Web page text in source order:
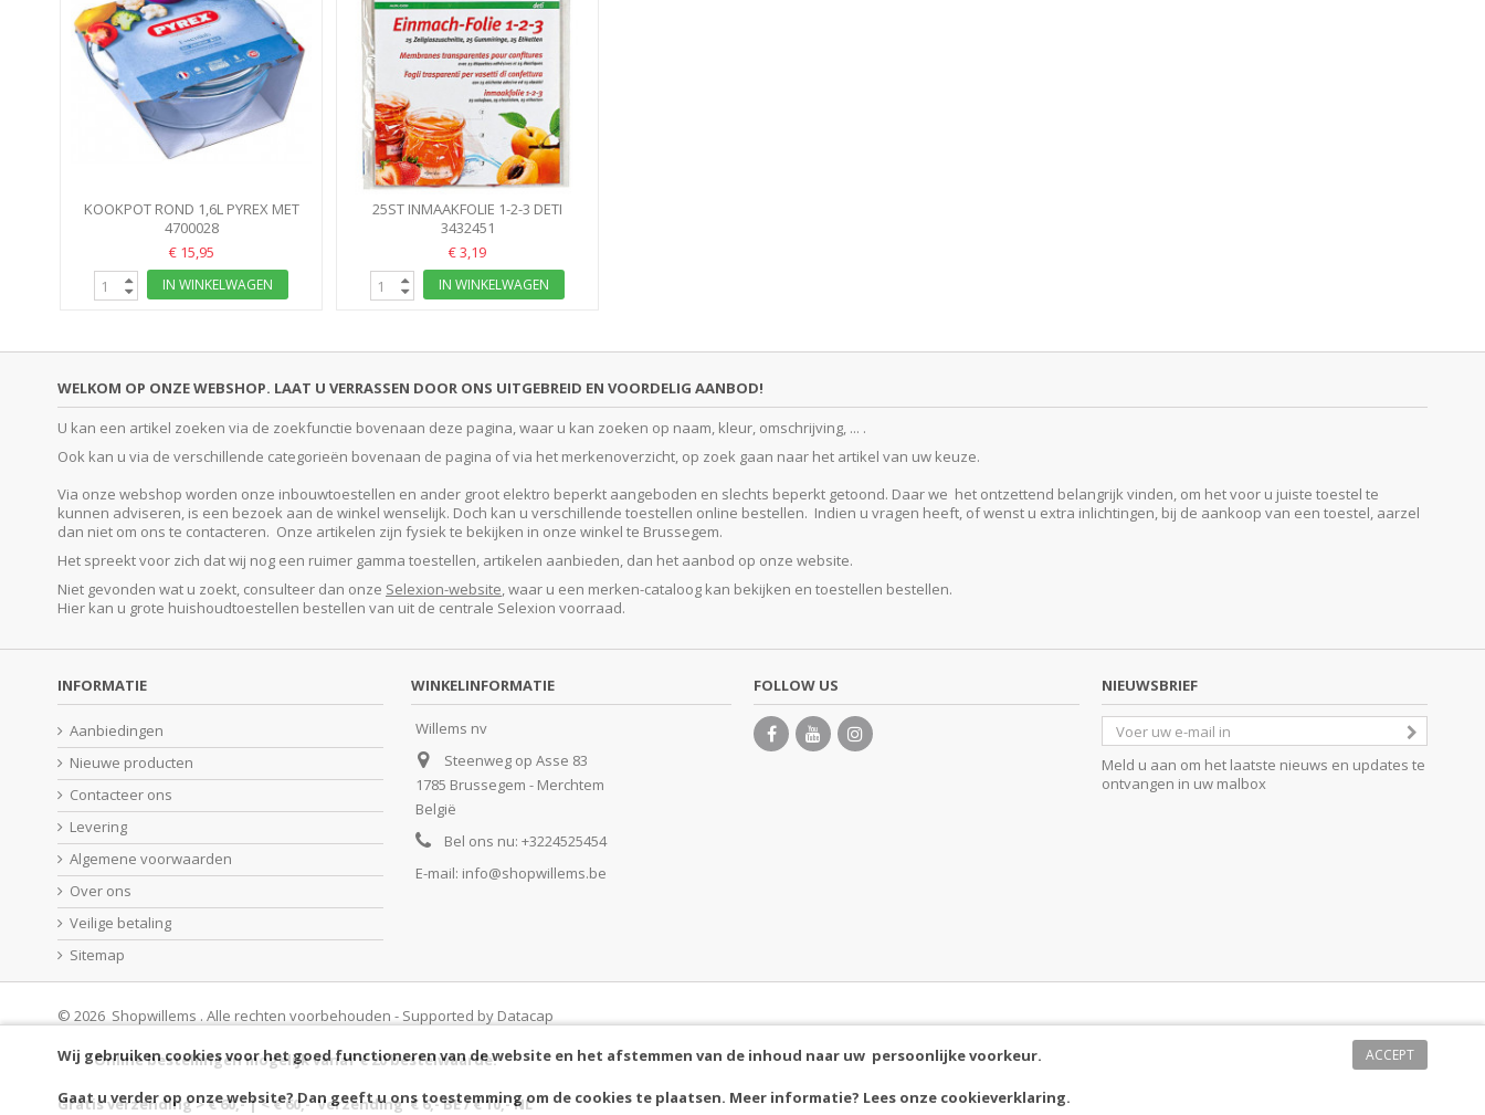
KOOKPOT ROND 1,6L PYREX MET
DEKSEL
4700028
€ 15,95
IN WINKELWAGEN
25ST INMAAKFOLIE 1-2-3 DETI
CELLOFAAN, ELASTIEKEN, ETIKETTEN
3432451
€ 3,19
IN WINKELWAGEN
WELKOM OP ONZE WEBSHOP. LAAT U VERRASSEN DOOR ONS UITGEBREID EN VOORDELIG AANBOD!
U kan een artikel zoeken via de zoekfunctie bovenaan deze pagina, waar u kan zoeken op naam, kleur, omschrijving, ... .
Ook kan u via de verschillende categorieën bovenaan de pagina of via het merkenoverzicht, op zoek gaan naar het artikel van uw keuze.
Via onze webshop worden onze inbouwtoestellen en ander groot elektro beperkt aangeboden en slechts beperkt getoond. Daar we het ontzettend belangrijk vinden, om het voor u juiste toestel te
kunnen adviseren, is een bezoek aan de winkel wenselijk. Doch kan u verschillende toestellen online bestellen. Indien u vragen heeft, of wenst u extra inlichtingen, bij de aankoop van een toestel, aarzel
dan niet om ons te contacteren. Onze artikelen zijn fysiek te bekijken in onze winkel te Brussegem.
Het spreekt voor zich dat wij nog een ruimer gamma toestellen, artikelen aanbieden, dan het aanbod op onze website.
Niet gevonden wat u zoekt, consulteer dan onze Selexion-website, waar u een merken-cataloog kan bekijken en toestellen bestellen.
Hier kan u grote huishoudtoestellen bestellen van uit de centrale Selexion voorraad.
INFORMATIE
Aanbiedingen
Nieuwe producten
Contacteer ons
Levering
Algemene voorwaarden
Over ons
Veilige betaling
Sitemap
WINKELINFORMATIE
Willems nv
Steenweg op Asse 83
1785 Brussegem - Merchtem
België
Bel ons nu: +3224525454
E-mail: info@shopwillems.be
FOLLOW US NIEUWSBRIEF
Meld u aan om het laatste nieuws en updates te
ontvangen in uw malbox
© 2026 Shopwillems . Alle rechten voorbehouden - Supported by Datacap
Online bestellingen mogelijk vanaf € 20 bestelwaarde.
Gratis verzending > € 60,- | < € 60,- Verzending € 6,- BE / € 10,- NL
ACCEPT
Wij gebruiken cookies voor het goed functioneren van de website en het afstemmen van de inhoud naar uw persoonlijke voorkeur.
Gaat u verder op onze website? Dan geeft u ons toestemming om de cookies te plaatsen. Meer informatie? Lees onze cookieverklaring.